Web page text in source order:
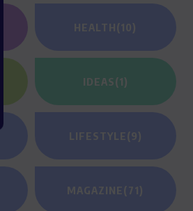
HEALTH(10)
IDEAS(1)
LIFESTYLE(9)
MAGAZINE(71)